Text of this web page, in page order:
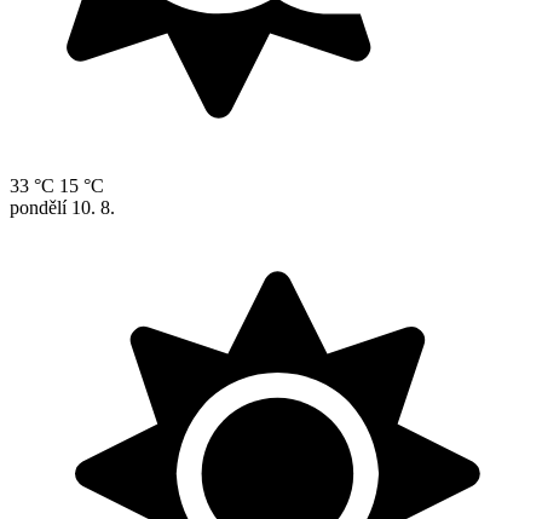
33 °C 15 °C
pondělí 10. 8.